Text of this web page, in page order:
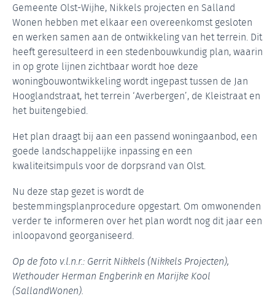
Gemeente Olst-Wijhe, Nikkels projecten en Salland
Wonen hebben met elkaar een overeenkomst gesloten
en werken samen aan de ontwikkeling van het terrein. Dit
heeft geresulteerd in een stedenbouwkundig plan, waarin
in op grote lijnen zichtbaar wordt hoe deze
woningbouwontwikkeling wordt ingepast tussen de Jan
Hooglandstraat, het terrein ‘Averbergen’, de Kleistraat en
het buitengebied.
Het plan draagt bij aan een passend woningaanbod, een
goede landschappelijke inpassing en een
kwaliteitsimpuls voor de dorpsrand van Olst.
Nu deze stap gezet is wordt de
bestemmingsplanprocedure opgestart. Om omwonenden
verder te informeren over het plan wordt nog dit jaar een
inloopavond georganiseerd.
Op de foto v.l.n.r.: Gerrit Nikkels (Nikkels Projecten),
Wethouder Herman Engberink en Marijke Kool
(SallandWonen).